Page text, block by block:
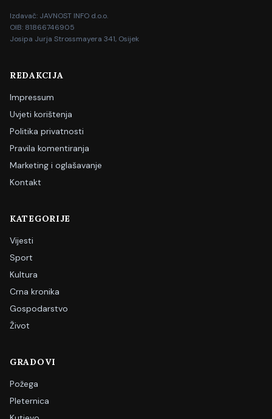
Izdavač: JAVNOST INFO d.o.o.
OIB: 81866746905
Josipa Jurja Strossmayera 341, Osijek
REDAKCIJA
Impressum
Uvjeti korištenja
Politika privatnosti
Pravila komentiranja
Marketing i oglašavanje
Kontakt
KATEGORIJE
Vijesti
Sport
Kultura
Crna kronika
Gospodarstvo
Život
GRADOVI
Požega
Pleternica